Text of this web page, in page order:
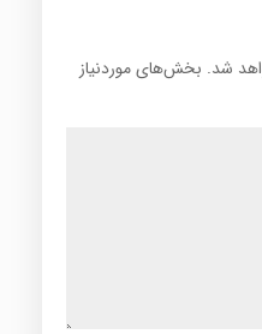
شد. بخش‌های موردنیاز